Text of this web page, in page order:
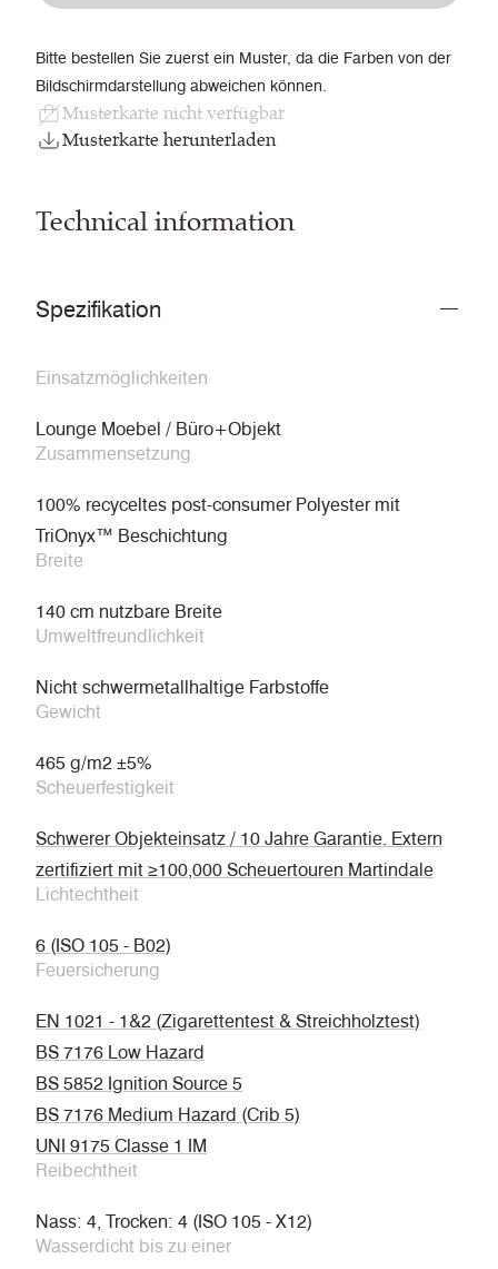
Bitte bestellen Sie zuerst ein Muster, da die Farben von der
Bildschirmdarstellung abweichen können.
Musterkarte nicht verfügbar
Musterkarte herunterladen
Technical information
Spezifikation
Einsatzmöglichkeiten
Lounge Moebel / Büro+Objekt
Zusammensetzung
100% recyceltes post-consumer Polyester mit
TriOnyx™ Beschichtung
Breite
140 cm nutzbare Breite
Umweltfreundlichkeit
Nicht schwermetallhaltige Farbstoffe
Gewicht
465 g/m2 ±5%
Scheuerfestigkeit
Schwerer Objekteinsatz / 10 Jahre Garantie. Extern
zertifiziert mit ≥100,000 Scheuertouren Martindale
Lichtechtheit
6 (ISO 105 - B02)
Feuersicherung
EN 1021 - 1&2 (Zigarettentest & Streichholztest)
BS 7176 Low Hazard
BS 5852 Ignition Source 5
BS 7176 Medium Hazard (Crib 5)
UNI 9175 Classe 1 IM
Reibechtheit
Nass: 4, Trocken: 4 (ISO 105 - X12)
Wasserdicht bis zu einer